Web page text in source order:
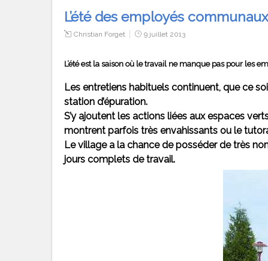
L’été des employés
Christian Forget 9 juillet 2013
L’été est la saison où le travail ne manque pas pour les
Les entretiens habituels continuent, que ce
station d’épuration.
S’y ajoutent les actions liées aux espaces
montrent parfois très envahissants ou le
Le village a la chance de posséder de très
jours complets de travail.